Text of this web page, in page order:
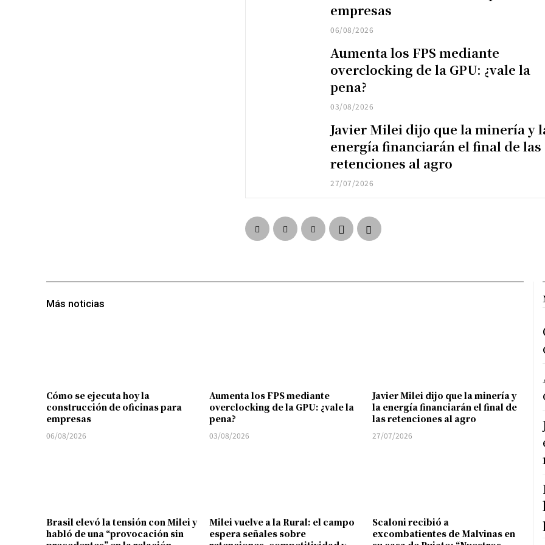
empresas
06/08/2026
Aumenta los FPS mediante
overclocking de la GPU: ¿vale la
pena?
03/08/2026
Javier Milei dijo que la minería y
energía financiarán el final de las
retenciones al agro
27/07/2026
Más noticias
Cómo se ejecuta hoy la
construcción de oficinas para
empresas
06/08/2026
Aumenta los FPS mediante
overclocking de la GPU: ¿vale la
pena?
03/08/2026
Javier Milei dijo que la minería y
la energía financiarán el final de
las retenciones al agro
27/07/2026
Brasil elevó la tensión con Milei y
habló de una “provocación sin
Milei vuelve a la Rural: el campo
espera señales sobre
Scaloni recibió a
excombatientes de Malvinas en